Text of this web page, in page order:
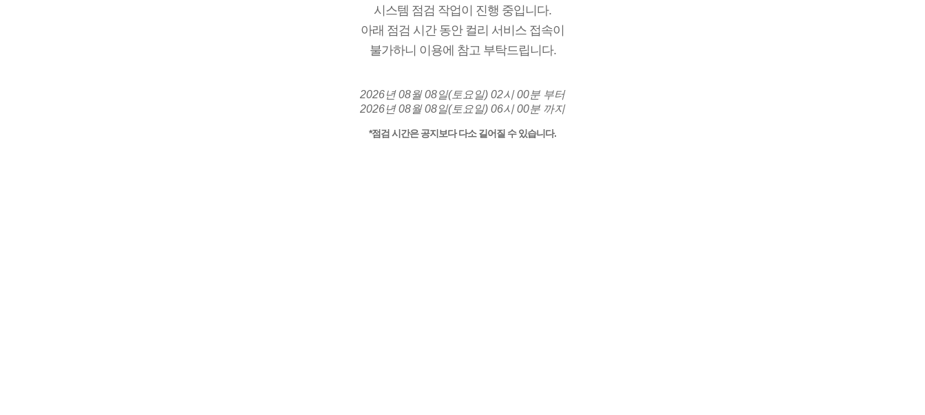
시스템 점검 작업이 진행 중입니다.
아래 점검 시간 동안 컬리 서비스 접속이
불가하니 이용에 참고 부탁드립니다.
2026년 08월 08일(토요일) 02시 00분 부터
2026년 08월 08일(토요일) 06시 00분 까지
*점검 시간은 공지보다 다소 길어질 수 있습니다.